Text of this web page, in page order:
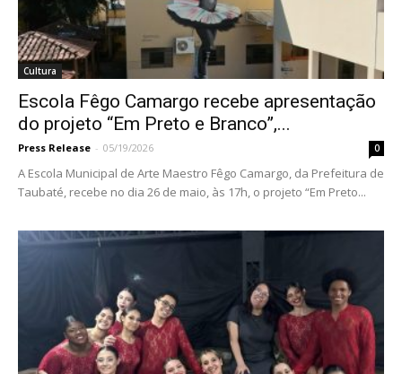
Cultura
Escola Fêgo Camargo recebe apresentação
do projeto “Em Preto e Branco”,...
Press Release - 05/19/2026 0
A Escola Municipal de Arte Maestro Fêgo Camargo, da Prefeitura de
Taubaté, recebe no dia 26 de maio, às 17h, o projeto “Em Preto...